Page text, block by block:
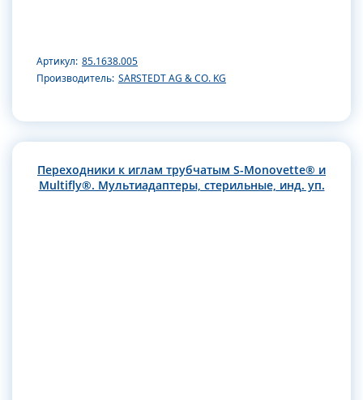
Артикул: 85.1638.005
Производитель: SARSTEDT AG & CO. KG
Переходники к иглам трубчатым S-Monovette® и
Multifly®. Мультиадаптеры, стерильные, инд. уп.